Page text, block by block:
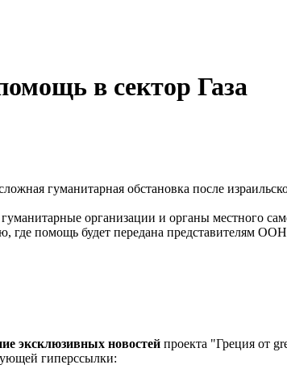
в сектор Газа
гуманитарная обстановка после
организации и органы местного
помощь будет передана представителям ООН
эксклюзивных новостей проекта "Греция от
гиперссылки: